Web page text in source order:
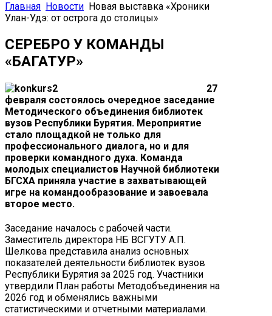
Главная Новости Новая выставка «Хроники
Улан-Удэ: от острога до столицы»
СЕРЕБРО У КОМАНДЫ
«БАГАТУР»
27
февраля состоялось очередное заседание
Методического объединения библиотек
вузов Республики Бурятия. Мероприятие
стало площадкой не только для
профессионального диалога, но и для
проверки командного духа. Команда
молодых специалистов Научной библиотеки
БГСХА приняла участие в захватывающей
игре на командообразование и завоевала
второе место.
Заседание началось с рабочей части.
Заместитель директора НБ ВСГУТУ А.П.
Шелкова представила анализ основных
показателей деятельности библиотек вузов
Республики Бурятия за 2025 год. Участники
утвердили План работы Методобъединения на
2026 год и обменялись важными
статистическими и отчетными материалами.